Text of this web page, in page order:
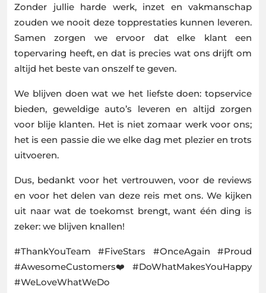
Zonder jullie harde werk, inzet en vakmanschap
zouden we nooit deze topprestaties kunnen leveren.
Samen zorgen we ervoor dat elke klant een
topervaring heeft, en dat is precies wat ons drijft om
altijd het beste van onszelf te geven.
We blijven doen wat we het liefste doen: topservice
bieden, geweldige auto’s leveren en altijd zorgen
voor blije klanten. Het is niet zomaar werk voor ons;
het is een passie die we elke dag met plezier en trots
uitvoeren.
Dus, bedankt voor het vertrouwen, voor de reviews
en voor het delen van deze reis met ons. We kijken
uit naar wat de toekomst brengt, want één ding is
zeker: we blijven knallen!
#ThankYouTeam #FiveStars #OnceAgain #Proud
#AwesomeCustomers❤️ #DoWhatMakesYouHappy
#WeLoveWhatWeDo